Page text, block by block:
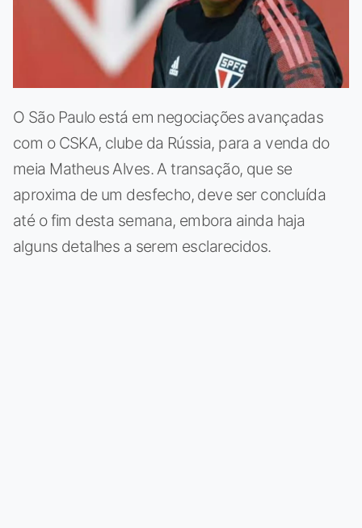
O São Paulo está em negociações avançadas
com o CSKA, clube da Rússia, para a venda do
meia Matheus Alves. A transação, que se
aproxima de um desfecho, deve ser concluída
até o fim desta semana, embora ainda haja
alguns detalhes a serem esclarecidos.